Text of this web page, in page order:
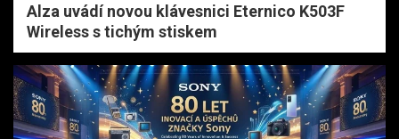
Alza uvádí novou klávesnici Eternico K503F
Wireless s tichým stiskem